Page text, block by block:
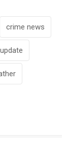
crime news